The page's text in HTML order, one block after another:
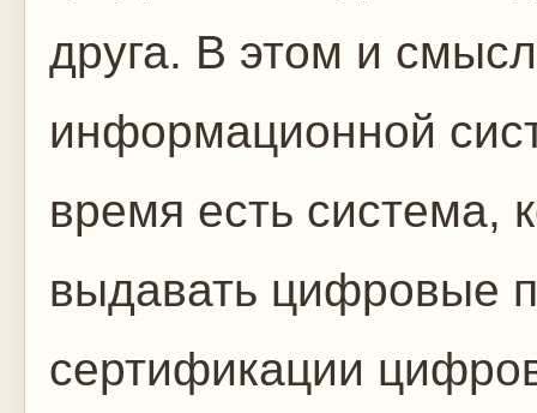
друга. В этом и
информационной
время есть система,
выдавать цифровые
сертификации